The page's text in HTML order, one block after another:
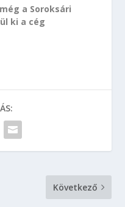
a Soroksári
ki a cég
Következő